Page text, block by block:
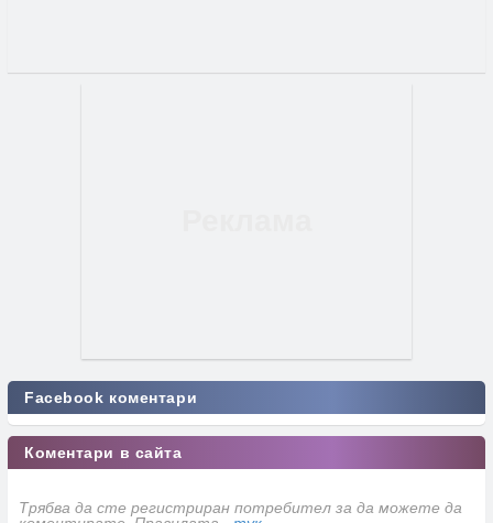
Facebook коментари
Коментари в сайта
Трябва да сте регистриран потребител за да можете да